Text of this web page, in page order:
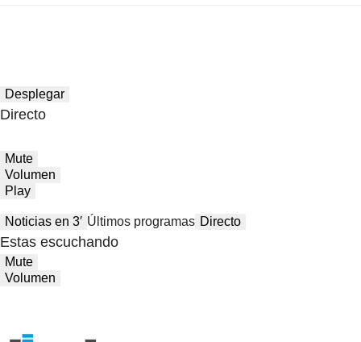
Desplegar
Directo
Mute
Volumen
Play
Noticias en 3′ Últimos programas Directo
Estas escuchando
Mute
Volumen